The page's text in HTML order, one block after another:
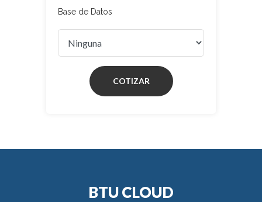
Base de Datos
COTIZAR
BTU CLOUD